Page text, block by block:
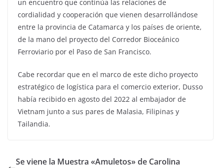
un encuentro que continúa las relaciones de
cordialidad y cooperación que vienen desarrollándose
entre la provincia de Catamarca y los países de oriente,
de la mano del proyecto del Corredor Bioceánico
Ferroviario por el Paso de San Francisco.
Cabe recordar que en el marco de este dicho proyecto
estratégico de logística para el comercio exterior, Dusso
había recibido en agosto del 2022 al embajador de
Vietnam junto a sus pares de Malasia, Filipinas y
Tailandia.
Se viene la Muestra «Amuletos» de Carolina